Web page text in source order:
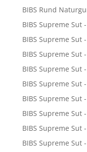
BIBS Rund
BIBS Supreme Sut
BIBS Supreme Sut
BIBS Supreme Sut
BIBS Supreme Sut
BIBS Supreme Sut
BIBS Supreme Sut
BIBS Supreme Sut
BIBS Supreme Sut
BIBS Supreme Sut